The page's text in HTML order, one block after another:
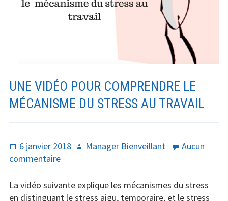
UNE VIDÉO POUR COMPRENDRE LE
MÉCANISME DU STRESS AU TRAVAIL
Publié
le
6 janvier 2018 Auteur
Manager Bienveillant
Aucun
commentairesur
vidéo
pour
La vidéo suivante explique les mécanismes du stress
en distinguant le stress aigu, temporaire, et le stress